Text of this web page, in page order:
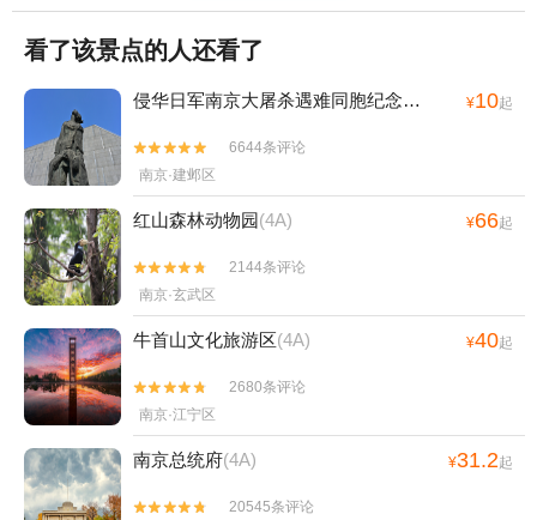
看了该景点的人还看了
侵华日军南京大屠杀遇难同胞纪念馆 ¥10起


6644条评论
南京·建邺区
红山森林动物园(4A) ¥66起


2144条评论
南京·玄武区
牛首山文化旅游区(4A) ¥40起


2680条评论
南京·江宁区
南京总统府(4A) ¥31.2起

 20545条评论